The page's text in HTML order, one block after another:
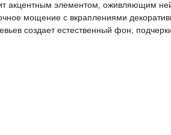
акцентным элементом, оживляющим
мощение с вкраплениями
создает естественный фон,